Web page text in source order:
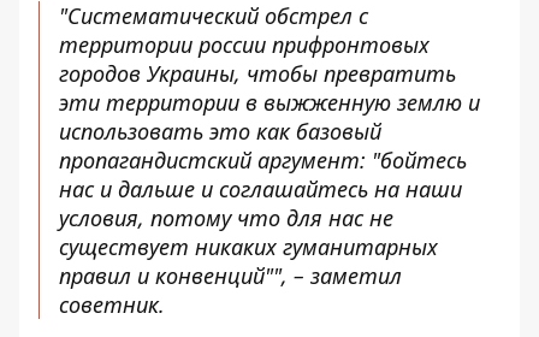
"Систематический обстрел с
территории россии прифронтовых
городов Украины, чтобы превратить
эти территории в выжженную землю и
использовать это как базовый
пропагандистский аргумент: "бойтесь
нас и дальше и соглашайтесь на наши
условия, потому что для нас не
существует никаких гуманитарных
правил и конвенций"", – заметил
советник.